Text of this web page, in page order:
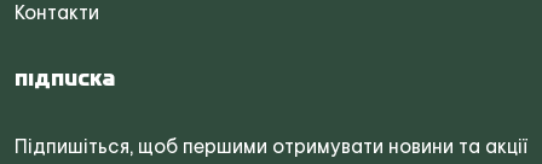
Контакти
Підписка
Підпишіться, щоб першими отримувати новини та акції